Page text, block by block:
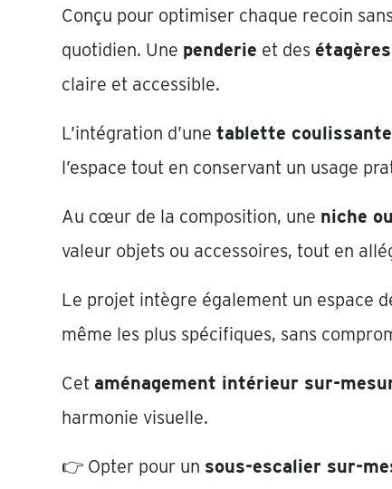
Conçu pour optimiser chaque recoin
quotidien. Une penderie et des
claire et accessible.
L’intégration d’une tablette
l’espace tout en conservant un usage
Au cœur de la composition, une niche
valeur objets ou accessoires, tout en
Le projet intègre également un espace
même les plus spécifiques, sans
Cet aménagement intérieur sur-
harmonie visuelle.
👉 Opter pour un sous-escalier sur-